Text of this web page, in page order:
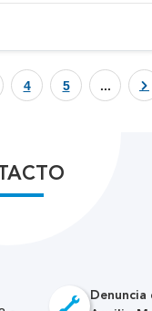
4 5 ...
Denuncia